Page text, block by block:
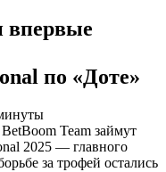
впервые
по «Доте»
Team займут
2025 — главного
за трофей остались